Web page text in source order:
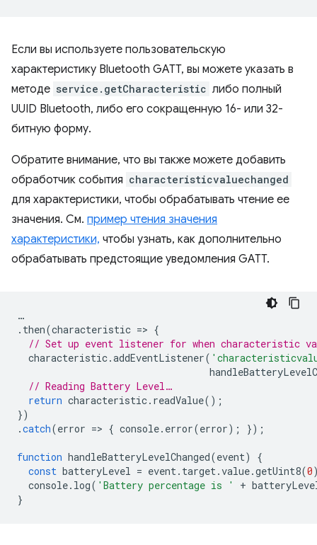
Если вы используете пользовательскую
характеристику Bluetooth GATT, вы можете указать в
методе service.getCharacteristic либо полный
UUID Bluetooth, либо его сокращенную 16- или 32-
битную форму.
Обратите внимание, что вы также можете добавить
обработчик события characteristicvaluechanged
для характеристики, чтобы обрабатывать чтение ее
значения. См. пример чтения значения
характеристики, чтобы узнать, как дополнительно
обрабатывать предстоящие уведомления GATT.
…
. then(characteristic => {
// Set up event listener for when characteristic
characteristic.addEventListener(
// Reading Battery Level…
return characteristic. readValue();
})
.catch(error => { console. error(error); });
function handleBatteryLevelChanged(event)
{
const batteryLevel = event. target.value.getUint8(0
console. log( 'Battery percentage is ' +
}